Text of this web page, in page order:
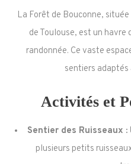
La Forêt de Bouconne,
de Toulouse, est un havre
randonnée. Ce vaste
sentiers adaptés
Activités et
Sentier des Ruisseaux :
plusieurs petits